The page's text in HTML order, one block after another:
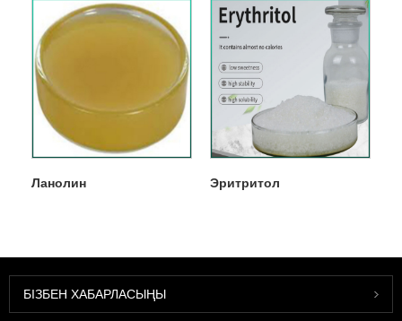
Ланолин Эритритол
БІЗБЕН ХАБАРЛАСЫҢЫ